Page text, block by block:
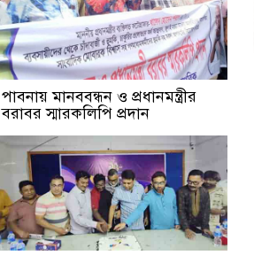
পাবনায় মানববন্ধন ও প্রধানমন্ত্রীর
বরাবর স্মারকলিপি প্রদান